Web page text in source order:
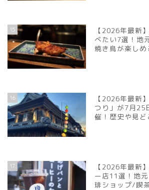
15
【2026年最新
べたい7選！地
焼き鳥が楽しめ
16
【2026年最新
つり」が7月25
催！歴史や見
17
【2026年最新
ー店11選！地
琲ショップ/喫